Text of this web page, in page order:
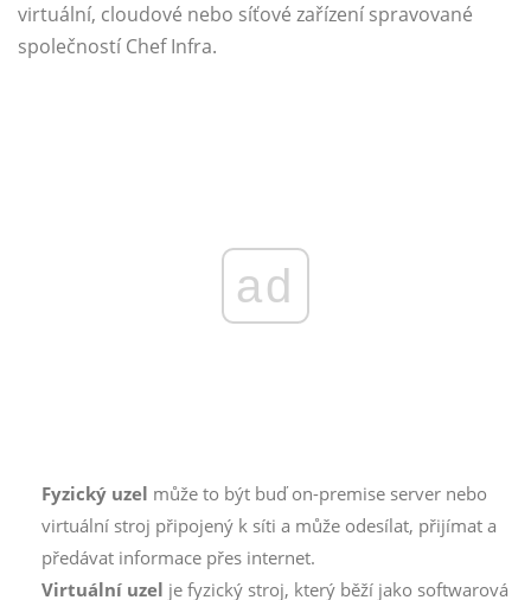
virtuální, cloudové nebo síťové zařízení spravované
společností Chef Infra.
ad
Fyzický uzel může to být buď on-premise server nebo
virtuální stroj připojený k síti a může odesílat, přijímat a
předávat informace přes internet.
Virtuální uzel je fyzický stroj, který běží jako softwarová